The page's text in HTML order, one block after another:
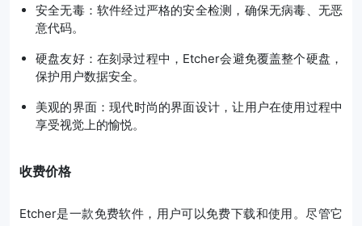
安全无毒：软件经过严格的安全检测，确保无病毒、无恶
意代码。
硬盘友好：在刻录过程中，Etcher会避免覆盖整个硬盘，
保护用户数据安全。
美观的界面：现代时尚的界面设计，让用户在使用过程中
享受视觉上的愉悦。
收费价格
Etcher是一款免费软件，用户可以免费下载和使用。尽管它